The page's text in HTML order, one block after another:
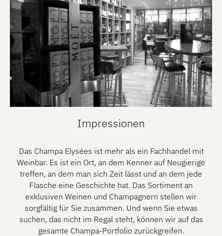
Impressionen
Das Champa Elysées ist mehr als ein Fachhandel mit
Weinbar. Es ist ein Ort, an dem Kenner auf Neugierige
treffen, an dem man sich Zeit lässt und an dem jede
Flasche eine Geschichte hat. Das Sortiment an
exklusiven Weinen und Champagnern stellen wir
sorgfältig für Sie zusammen. Und wenn Sie etwas
suchen, das nicht im Regal steht, können wir auf das
gesamte Champa-Portfolio zurückgreifen.